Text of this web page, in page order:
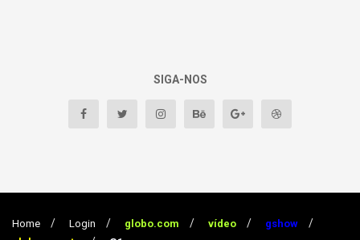
SIGA-NOS
Home Login globo.com vídeo
gshow